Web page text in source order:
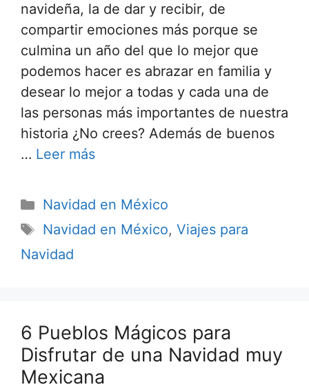
navideña, la de dar y recibir, de
compartir emociones más porque se
culmina un año del que lo mejor que
podemos hacer es abrazar en familia y
desear lo mejor a todas y cada una de
las personas más importantes de nuestra
historia ¿No crees? Además de buenos
… Leer más
Categorías
Navidad en México
Etiquetas
Navidad en México, Viajes para
Navidad
6 Pueblos Mágicos para
Disfrutar de una Navidad muy
Mexicana